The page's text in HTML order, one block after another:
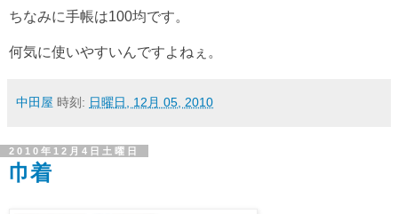
ちなみに手帳は100均です。
何気に使いやすいんですよねぇ。
中田屋 時刻: 日曜日, 12月 05, 2010
2010年12月4日土曜日
巾着